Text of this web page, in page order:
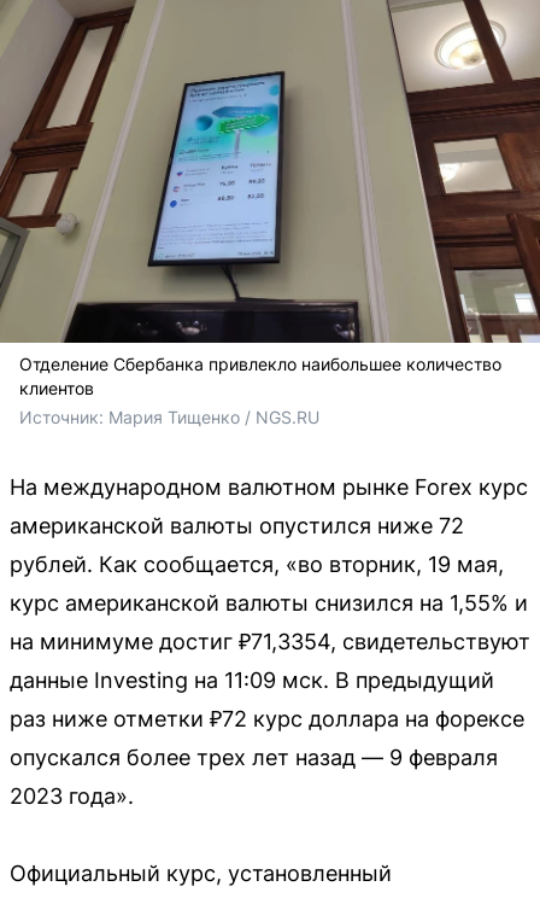
Отделение Сбербанка привлекло наибольшее количество
клиентов
Источник: Мария Тищенко / NGS.RU
На международном валютном рынке Forex курс
американской валюты опустился ниже 72
рублей. Как сообщается, «во вторник, 19 мая,
курс американской валюты снизился на 1,55% и
на минимуме достиг ₽71,3354, свидетельствуют
данные Investing на 11:09 мск. В предыдущий
раз ниже отметки ₽72 курс доллара на форексе
опускался более трех лет назад — 9 февраля
2023 года».
Официальный курс, установленный